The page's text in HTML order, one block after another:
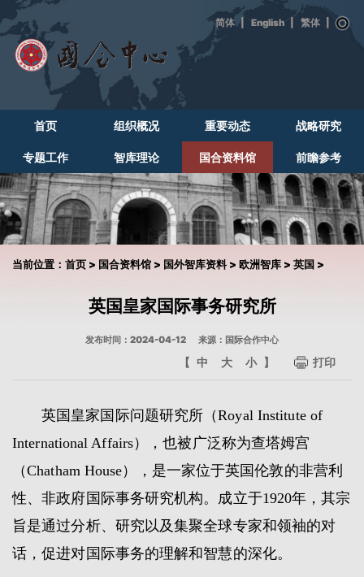
| English
首页 组织概况 重要动态 战略研究
专题工作 智库理论 国合资料馆 前瞻参考
当前位置： 首页 > 国合资料馆 > 国外智库资料> 欧洲智库 > 英国 >
英国皇家国际事务研究所
发布时间：2024-04-12 来源：国际合作中心
【 中 大 小 】 打印
英国皇家国际问题研究所（Royal Institute of
International Affairs），也被广泛称为查塔姆宫
（Chatham House），是一家位于英国伦敦的非营利
性、非政府国际事务研究机构。成立于1920年，其宗
旨是通过分析、研究以及集聚全球专家和领袖的对
话，促进对国际事务的理解和智慧的深化。